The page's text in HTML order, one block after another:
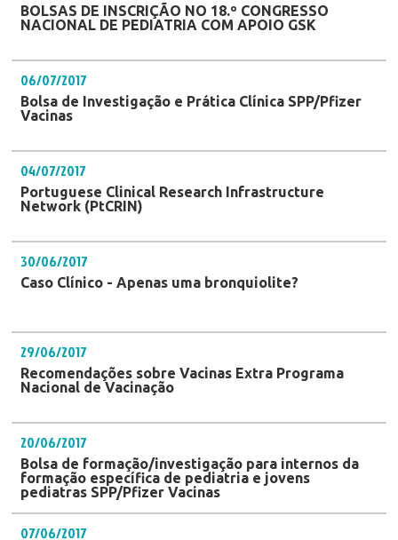
BOLSAS DE INSCRIÇÃO NO 18.º CONGRESSO
NACIONAL DE PEDIATRIA COM APOIO GSK
06/07/2017
Bolsa de Investigação e Prática Clínica SPP/Pfizer
Vacinas
04/07/2017
Portuguese Clinical Research Infrastructure
Network (PtCRIN)
30/06/2017
Caso Clínico - Apenas uma bronquiolite?
29/06/2017
Recomendações sobre Vacinas Extra Programa
Nacional de Vacinação
20/06/2017
Bolsa de formação/investigação para internos da
formação específica de pediatria e jovens
pediatras SPP/Pfizer Vacinas
07/06/2017